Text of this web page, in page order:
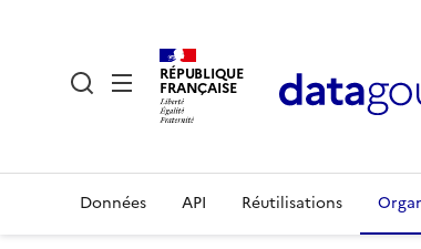
RÉPUBLIQUE
FRANÇAISE
Données API Réutilisations